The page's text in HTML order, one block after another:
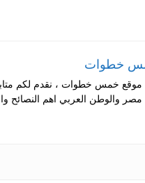
خطوات
خمس خطوات ، نقدم لكم متابعة
والوطن العربي اهم النصائح